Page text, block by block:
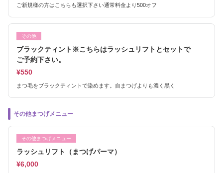
ご新規様の方はこちらも選択下さい通常料金より500オフ
その他
ブラックティント※こちらはラッシュリフトとセットで
ご予約下さい。
¥550
まつ毛をブラックティントで染めます。自まつげよりも濃く黒く
その他まつげメニュー
その他まつげメニュー
ラッシュリフト（まつげパーマ）
¥6,000